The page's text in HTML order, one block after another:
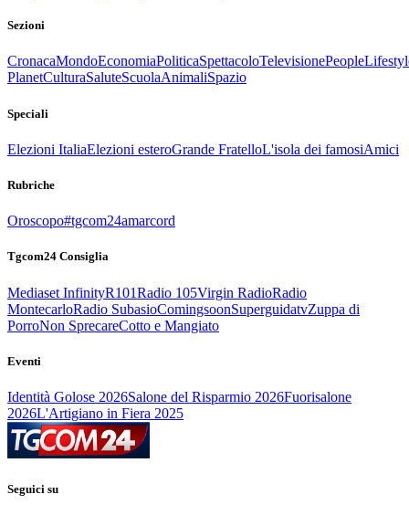
Sezioni
CronacaMondoEconomiaPoliticaSpettacoloTelevisionePeople
PlanetCulturaSaluteScuolaAnimaliSpazio
Speciali
Elezioni ItaliaElezioni esteroGrande FratelloL'isola dei famosiAmici
Rubriche
Oroscopo#tgcom24amarcord
Tgcom24 Consiglia
Mediaset InfinityR101Radio 105Virgin RadioRadio
MontecarloRadio SubasioComingsoonSuperguidatvZuppa di
PorroNon SprecareCotto e Mangiato
Eventi
Identità Golose 2026Salone del Risparmio 2026Fuorisalone
2026L'Artigiano in Fiera 2025
Seguici su